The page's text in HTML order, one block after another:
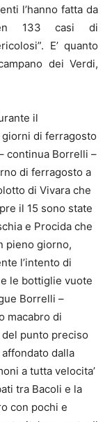
l’hanno fatta da
133 casi di
E’ quanto
dei Verdi,
il
di ferragosto
continua Borrelli –
di ferragosto a
di Vivara che
il 15 sono state
e Procida che
pieno giorno,
l’intento di
le bottiglie vuote
Borrelli –
macabro di
punto preciso
dalla
a tutta velocita’
tra Bacoli e la
con pochi e